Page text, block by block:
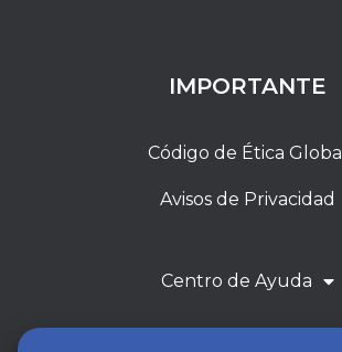
IMPORTANTE
Código de Ética Global
Avisos de Privacidad
Centro de Ayuda